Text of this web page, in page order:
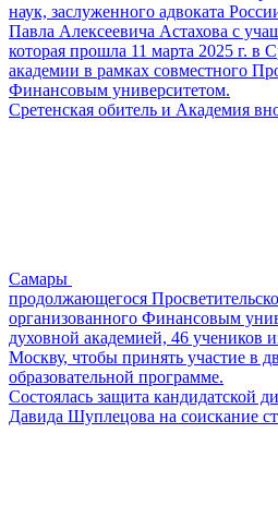
наук, заслуженного адвоката
Павла Алексеевича Астахова с
которая прошла 11 марта 2025 г. в
академии в рамках совместного
Финансовым университетом.
Сретенская обитель и Академия
Самары
продолжающегося
организованного Финансовым
духовной академией, 46 учеников
Москву, чтобы принять участие в
образовательной программе.
Состоялась защита кандидатской
Давида Шуплецова на соискание